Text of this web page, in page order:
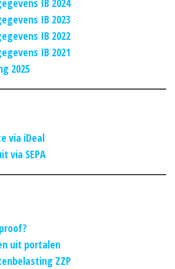
IB 2024
IB 2023
IB 2022
IB 2021
2025
via iDeal
via SEPA
uit portalen
ZZP